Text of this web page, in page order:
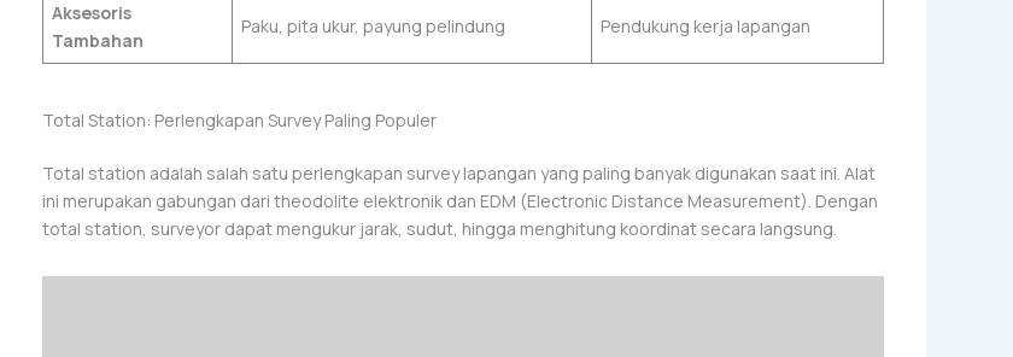
Aksesoris
Tambahan
Paku, pita ukur, payung pelindung Pendukung kerja lapangan
Total Station: Perlengkapan Survey Paling Populer
Total station adalah salah satu perlengkapan survey lapangan yang paling banyak digunakan saat ini. Alat
ini merupakan gabungan dari theodolite elektronik dan EDM (Electronic Distance Measurement). Dengan
total station, surveyor dapat mengukur jarak, sudut, hingga menghitung koordinat secara langsung.